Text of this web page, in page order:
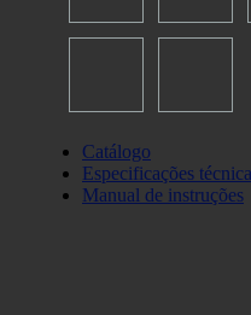
Catálogo
Especificações
Manual de instruções